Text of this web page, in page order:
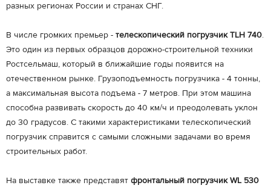
разных регионах России и странах СНГ.
В числе громких премьер - телескопический погрузчик TLH 740.
Это один из первых образцов дорожно-строительной техники
Ростсельмаш, который в ближайшие годы появится на
отечественном рынке. Грузоподъемность погрузчика - 4 тонны,
а максимальная высота подъема - 7 метров. При этом машина
способна развивать скорость до 40 км/ч и преодолевать уклон
до 30 градусов. С такими характеристиками телескопический
погрузчик справится с самыми сложными задачами во время
строительных работ.
На выставке также представят фронтальный погрузчик WL 530